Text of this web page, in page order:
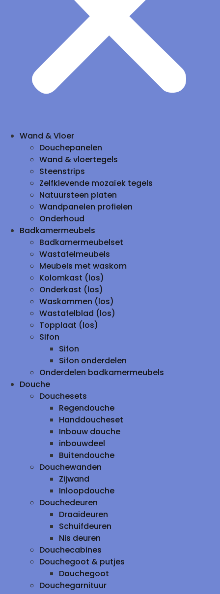
Wand & Vloer
Douchepanelen
Wand & vloertegels
Steenstrips
Zelfklevende mozaïek tegels
Natuursteen platen
Wandpanelen profielen
Onderhoud
Badkamermeubels
Badkamermeubelset
Wastafelmeubels
Meubels met waskom
Kolomkast (los)
Onderkast (los)
Waskommen (los)
Wastafelblad (los)
Topplaat (los)
Sifon
Sifon
Sifon onderdelen
Onderdelen badkamermeubels
Douche
Douchesets
Regendouche
Handdoucheset
Inbouw douche
inbouwdeel
Buitendouche
Douchewanden
Zijwand
Inloopdouche
Douchedeuren
Draaideuren
Schuifdeuren
Nis deuren
Douchecabines
Douchegoot & putjes
Douchegoot
Douchegarnituur